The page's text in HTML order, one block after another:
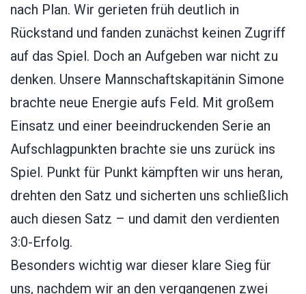
nach Plan. Wir gerieten früh deutlich in
Rückstand und fanden zunächst keinen Zugriff
auf das Spiel. Doch an Aufgeben war nicht zu
denken. Unsere Mannschaftskapitänin Simone
brachte neue Energie aufs Feld. Mit großem
Einsatz und einer beeindruckenden Serie an
Aufschlagpunkten brachte sie uns zurück ins
Spiel. Punkt für Punkt kämpften wir uns heran,
drehten den Satz und sicherten uns schließlich
auch diesen Satz – und damit den verdienten
3:0-Erfolg.
Besonders wichtig war dieser klare Sieg für
uns, nachdem wir an den vergangenen zwei